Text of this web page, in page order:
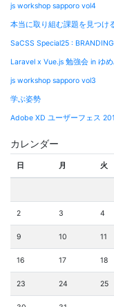
js workshop sapporo vol4
本当に取り組む課題を見つけ
SaCSS Special25 :
Laravel x Vue.js 勉強会 in ゆ
js workshop sapporo vol3
学ぶ姿勢
Adobe XD ユーザーフェス
カレンダー
日 月 火
2 3 4
9 10 11
16 17 18
23 24 25